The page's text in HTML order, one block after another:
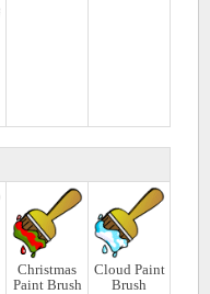
Christmas
Paint Brush
Cloud Paint
Brush